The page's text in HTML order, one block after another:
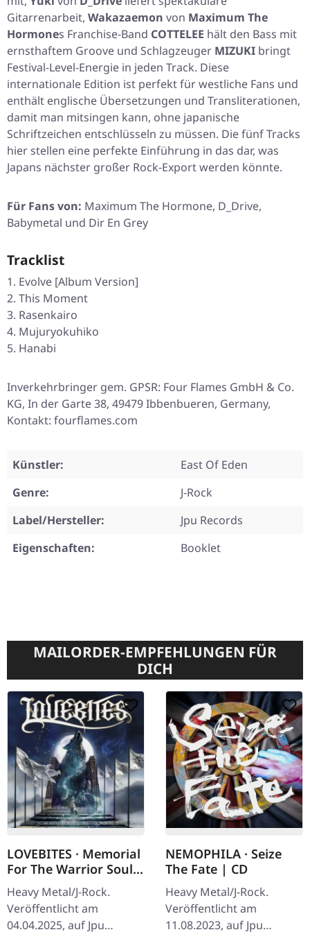
Gitarrenarbeit, Wakazaemon von Maximum The
Hormones Franchise-Band COTTELEE hält den Bass mit
ernsthaftem Groove und Schlagzeuger MIZUKI bringt
Festival-Level-Energie in jeden Track. Diese
internationale Edition ist perfekt für westliche Fans und
enthält englische Übersetzungen und Transliterationen,
damit man mitsingen kann, ohne japanische
Schriftzeichen entschlüsseln zu müssen. Die fünf Tracks
hier stellen eine perfekte Einführung in das dar, was
Japans nächster großer Rock-Export werden könnte.
Für Fans von: Maximum The Hormone, D_Drive,
Babymetal und Dir En Grey
Tracklist
Evolve [Album Version]
This Moment
Rasenkairo
Mujuryokuhiko
Hanabi
Inverkehrbringer gem. GPSR: Four Flames GmbH & Co.
KG, In der Garte 38, 49479 Ibbenbueren, Germany,
Kontakt: fourflames.com
Künstler:
East Of Eden
Genre:
J-Rock
Label/Hersteller:
Jpu Records
Eigenschaften:
Booklet
MAILORDER-EMPFEHLUNGEN FÜR
DICH
LOVEBITES · Memorial
For The Warrior Souls
| 2CD
Heavy Metal/J-Rock.
Veröffentlicht am
04.04.2025, auf Jpu
NEMOPHILA · Seize
The Fate | CD
Heavy Metal/J-Rock.
Veröffentlicht am
11.08.2023, auf Jpu